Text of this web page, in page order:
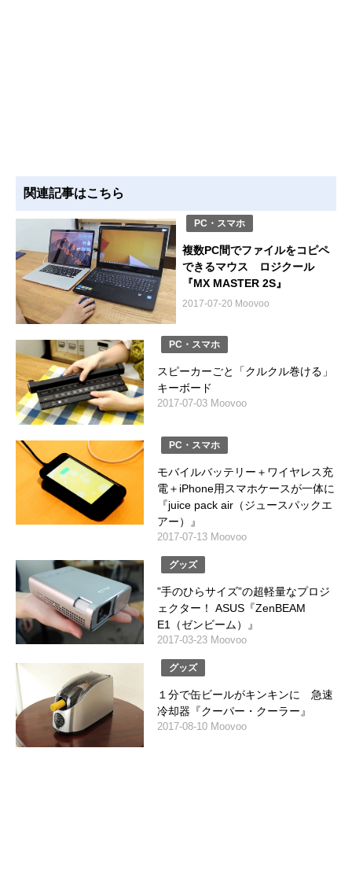
関連記事はこちら
PC・スマホ
複数PC間でファイルをコピペ
できるマウス ロジクール
『MX MASTER 2S』
2017-07-20 Moovoo
PC・スマホ
スピーカーごと「クルクル巻ける」
キーボード
2017-07-03 Moovoo
PC・スマホ
モバイルバッテリー＋ワイヤレス充
電＋iPhone用スマホケースが一体に
『juice pack air（ジュースパックエ
アー）』
2017-07-13 Moovoo
グッズ
”手のひらサイズ”の超軽量なプロジ
ェクター！ ASUS『ZenBEAM
E1（ゼンビーム）』
2017-03-23 Moovoo
グッズ
１分で缶ビールがキンキンに 急速
冷却器『クーパー・クーラー』
2017-08-10 Moovoo